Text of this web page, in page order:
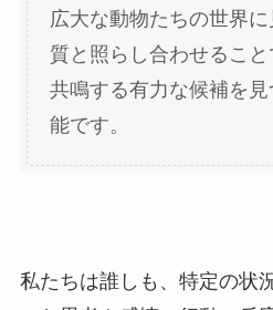
広大な動物たちの世界
質と照らし合わせること
共鳴する有力な候補を
能です。
私たちは誰しも、特定の状